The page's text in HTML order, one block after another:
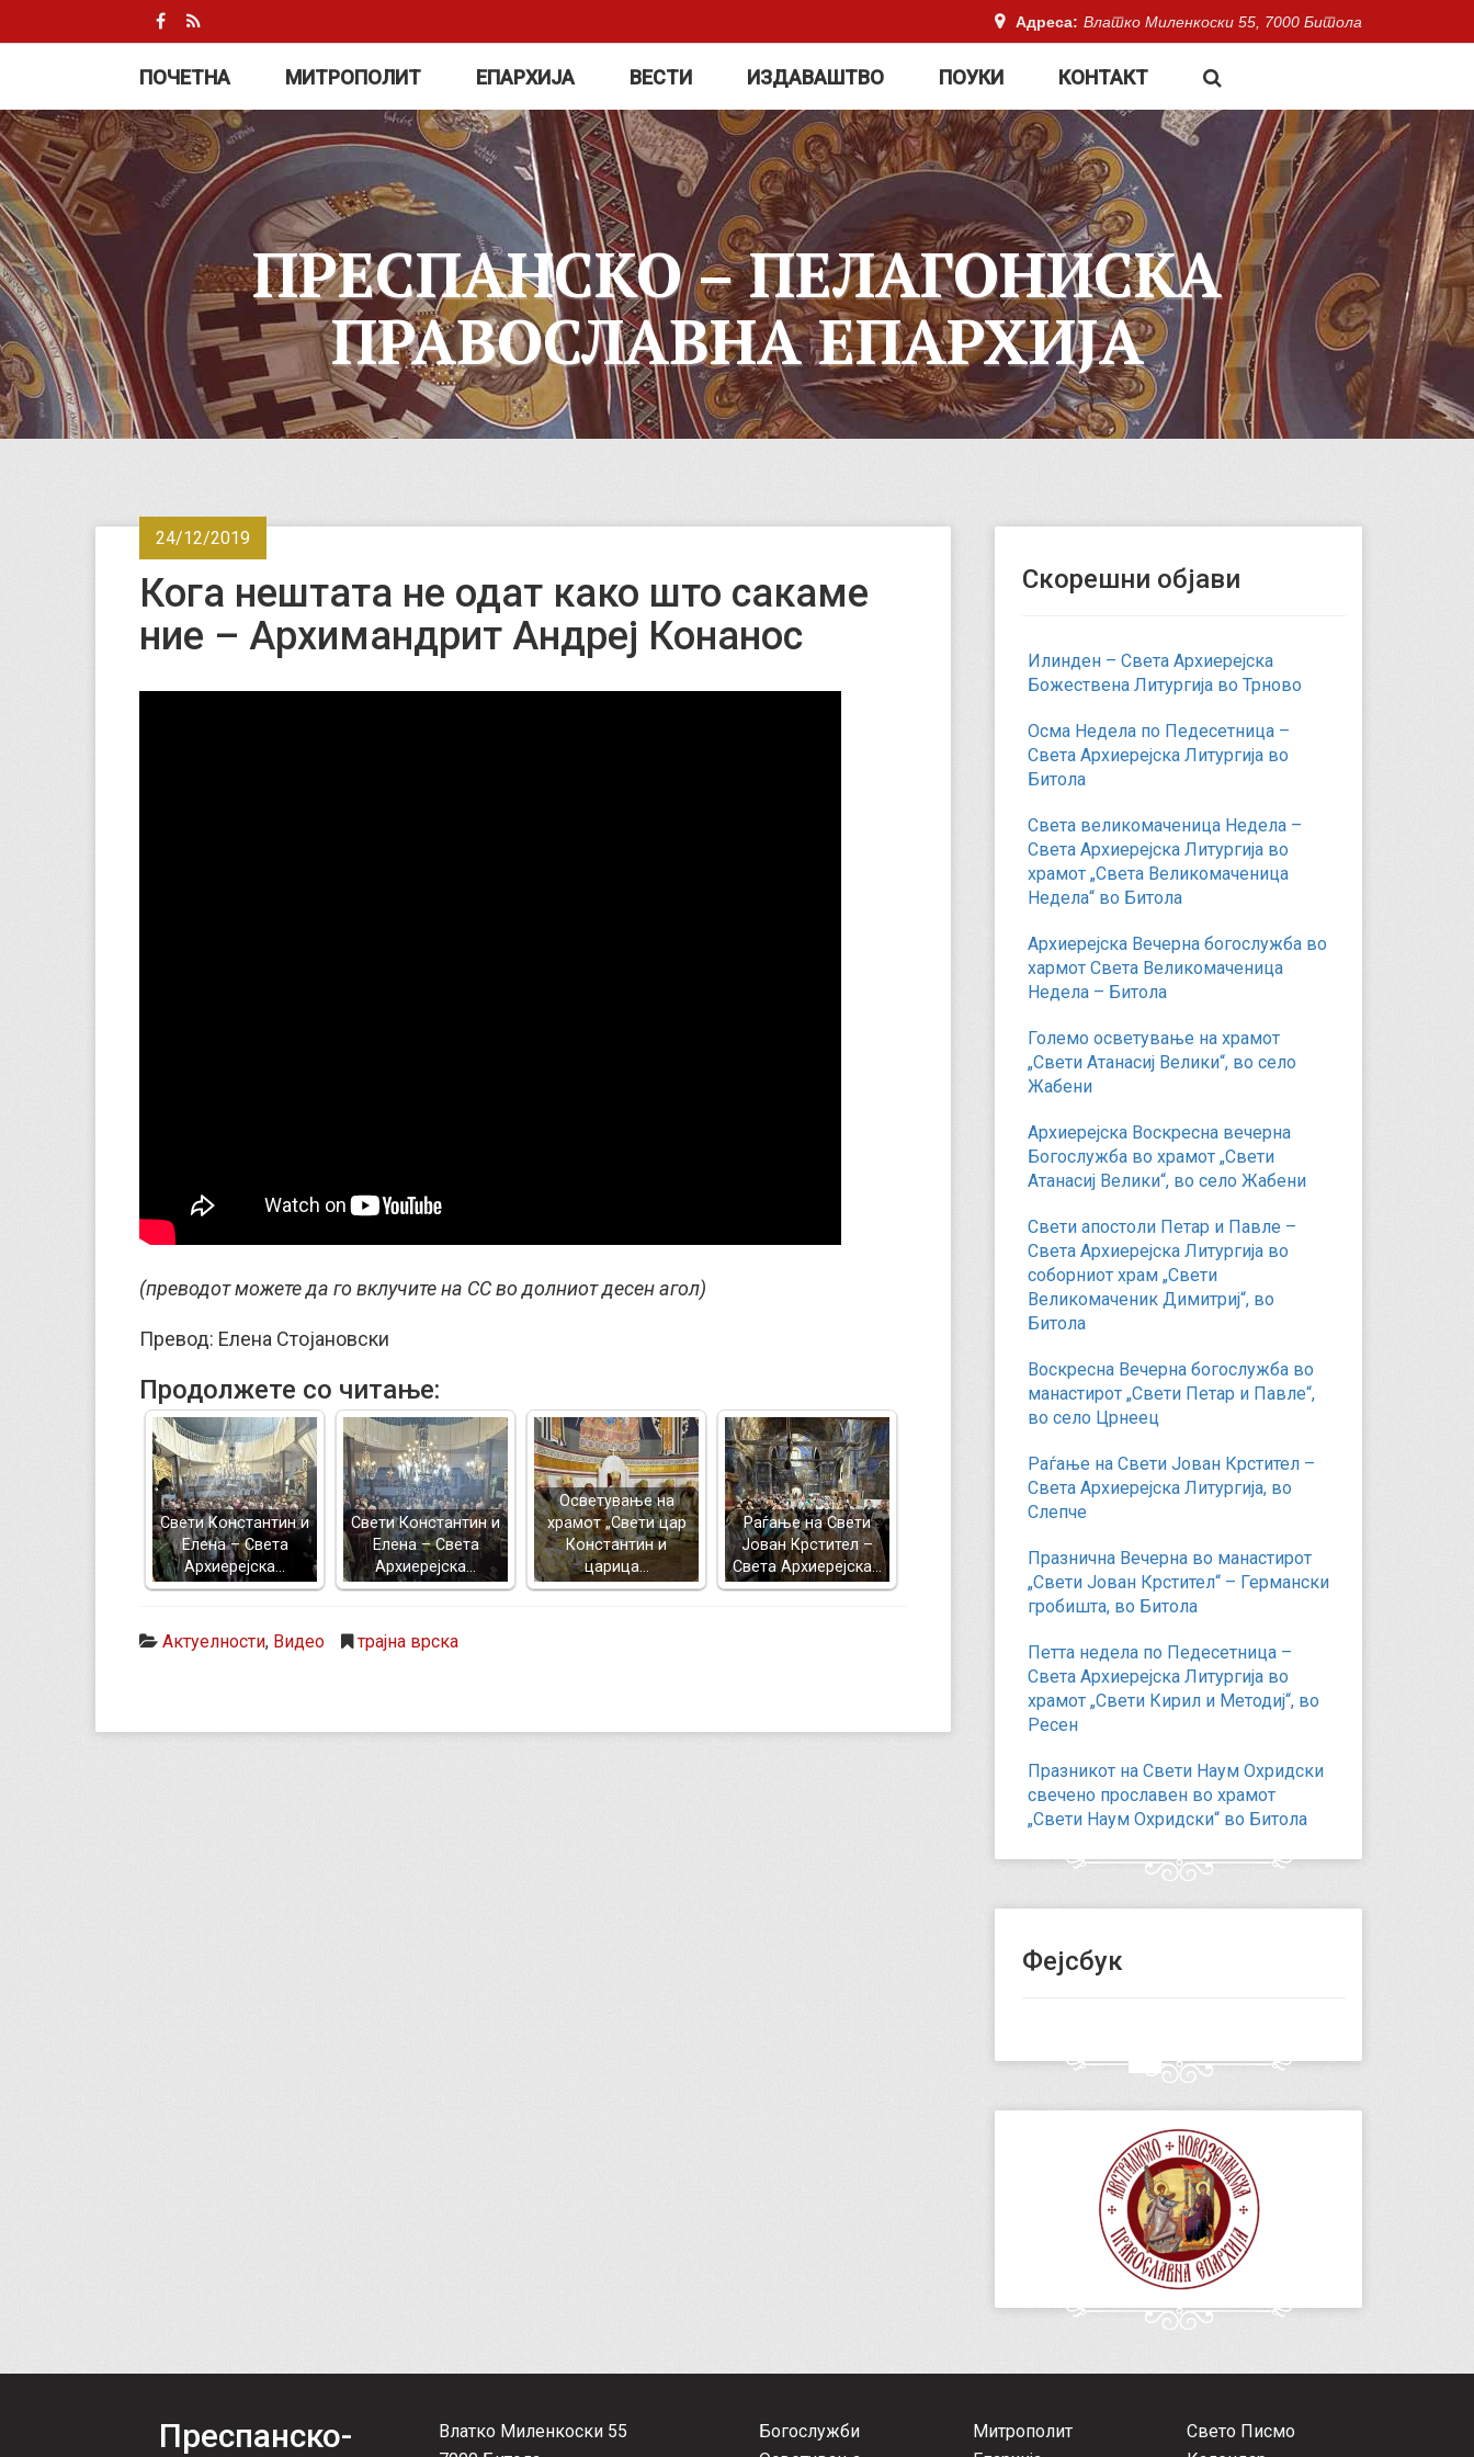
Адреса: Влатко Миленкоски 55, 7000 Битола
ПОЧЕТНА МИТРОПОЛИТ ЕПАРХИЈА ВЕСТИ ИЗДАВАШТВО ПОУКИ КОНТАКТ
ПРЕСПАНСКО – ПЕЛАГОНИСКА
ПРАВОСЛАВНА ЕПАРХИЈА
24/12/2019
Кога нештата не одат како што сакаме
ние – Архимандрит Андреј Конанос
(преводот можете да го вклучите на CC во долниот десен агол)
Превод: Елена Стојановски
Продолжете со читање:
Свети Константин и
Елена – Света
Архиерејска…
Свети Константин и
Елена – Света
Архиерејска…
Осветување на
храмот „Свети цар
Константин и
царица…
Раѓање на Свети
Јован Крстител –
Света Архиерејска…
Актуелности, Видео трајна врска
Скорешни објави
Илинден – Света Архиерејска
Божествена Литургија во Трново
Осма Недела по Педесетница –
Света Архиерејска Литургија во
Битола
Света великомаченица Недела –
Света Архиерејска Литургија во
храмот „Света Великомаченица
Недела“ во Битола
Архиерејска Вечерна богослужба во
хармот Света Великомаченица
Недела – Битола
Големо осветување на храмот
„Свети Атанасиј Велики“, во село
Жабени
Архиерејска Воскресна вечерна
Богослужба во храмот „Свети
Атанасиј Велики“, во село Жабени
Свети апостоли Петар и Павле –
Света Архиерејска Литургија во
соборниот храм „Свети
Великомаченик Димитриј“, во
Битола
Воскресна Вечерна богослужба во
манастирот „Свети Петар и Павле“,
во село Црнеец
Раѓање на Свети Јован Крстител –
Света Архиерејска Литургија, во
Слепче
Празнична Вечерна во манастирот
„Свети Јован Крстител“ – Германски
гробишта, во Битола
Петта недела по Педесетница –
Света Архиерејска Литургија во
храмот „Свети Кирил и Методиј“, во
Ресен
Празникот на Свети Наум Охридски
свечено прославен во храмот
„Свети Наум Охридски“ во Битола
Фејсбук
Преспанско-
Влатко Миленкоски 55
Богослужби
Митрополит
Свето Писмо